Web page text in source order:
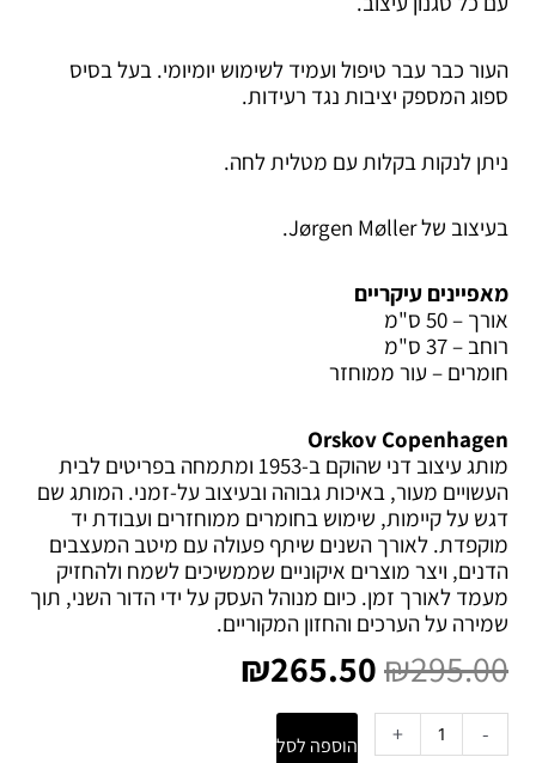
העור כבר עבר טיפול ועמיד לשימוש יומיומי. בעל בסיס
ספוג המספק יציבות נגד רעידות.
ניתן לנקות בקלות עם מטלית לחה.
בעיצוב של Jørgen Møller.
מאפיינים עיקריים
אורך – 50 ס"מ
רוחב – 37 ס"מ
חומרים – עור ממוחזר
Orskov Copenhagen
מותג עיצוב דני שהוקם ב-1953 ומתמחה בפריטים לבית
העשויים מעור, באיכות גבוהה ובעיצוב על-זמני. המותג שם
דגש על קיימות, שימוש בחומרים ממוחזרים ועבודת יד
מוקפדת. לאורך השנים שיתף פעולה עם מיטב המעצבים
הדנים, ויצר מוצרים איקוניים שממשיכים לשמח ולהחזיק
מעמד לאורך זמן. כיום מנוהל העסק על ידי הדור השני, תוך
שמירה על הערכים והחזון המקוריים.
₪295.00
המחיר
המקורי
היה:
₪295.00.
₪265.50
המחיר
-
של
+ הוספה לסל